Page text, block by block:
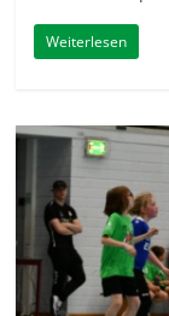
Weiterlesen